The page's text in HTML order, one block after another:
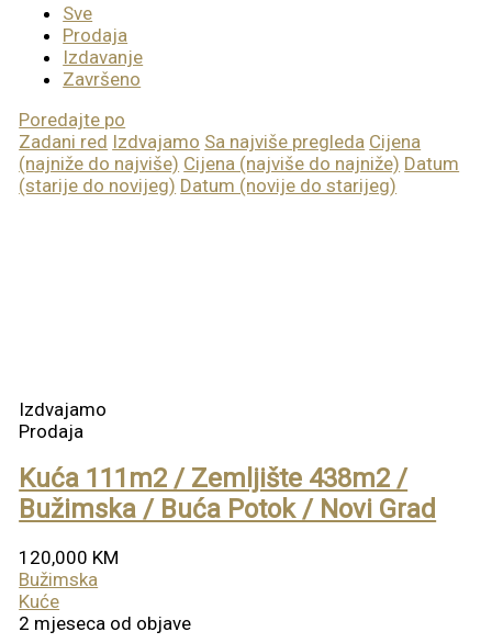
Sve
Prodaja
Izdavanje
Završeno
Poredajte po
Zadani red Izdvajamo Sa najviše pregleda Cijena
(najniže do najviše) Cijena (najviše do najniže) Datum
(starije do novijeg) Datum (novije do starijeg)
Izdvajamo
Prodaja
Kuća 111m2 / Zemljište 438m2 /
Bužimska / Buća Potok / Novi Grad
120,000 KM
Bužimska
Kuće
2 mjeseca od objave